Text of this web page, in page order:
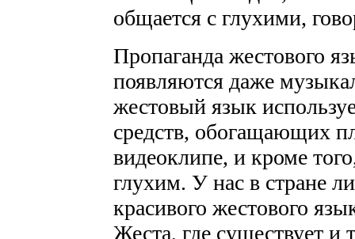
общается с глухими,
Пропаганда жестового
появляются даже
жестовый язык
средств, обогащающих
видеоклипе, и кроме
глухим. У нас в стране
красивого жестового
Жеста, где существует и